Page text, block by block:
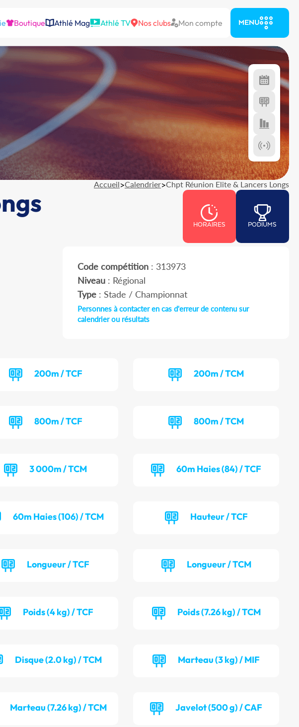
Boutique Athlé Mag Athlé TV Nos clubs Mon compte MENU
Accueil>Calendrier>Chpt Réunion Elite & Lancers Longs
HORAIRES PODIUMS
Code compétition: 313973
Niveau: Régional
Type: Stade / Championnat
Personnes à contacter en cas d'erreur de contenu sur
calendrier ou résultats
200m / TCF 200m / TCM
800m / TCF 800m / TCM
3 000m / TCM 60m Haies (84) / TCF
60m Haies (106) / TCM Hauteur / TCF
Longueur / TCF Longueur / TCM
Poids (4 kg) / TCF Poids (7.26 kg) / TCM
Disque (2.0 kg) / TCM Marteau (3 kg) / MIF
Marteau (7.26 kg) / TCM Javelot (500 g) / CAF